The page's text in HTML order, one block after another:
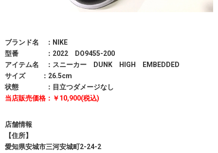
ブランド名 ：NIKE
型番 ：2022 DO9455-200
アイテム名 ：スニーカー DUNK HIGH EMBEDDED
サイズ ：26.5cm
状態 ：目立つダメージなし
当店販売価格：￥10,900(税込)
店舗情報
【住所】
愛知県安城市三河安城町2-24-2